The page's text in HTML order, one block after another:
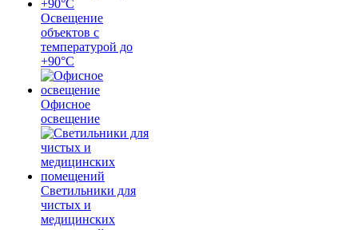
Освещение
объектов с
температурой до
+90°С
Офисное
освещение
Светильники для
чистых и
медицинских